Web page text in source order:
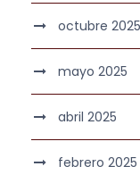
octubre 2025
mayo 2025
abril 2025
febrero 2025